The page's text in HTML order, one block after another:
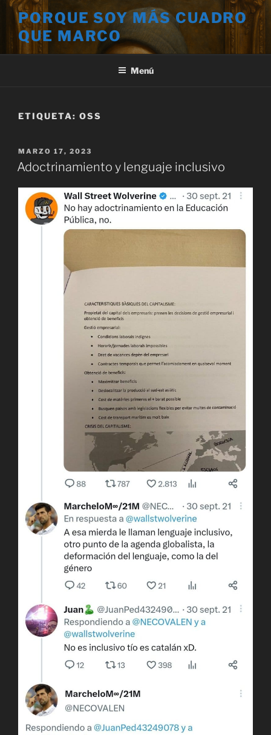
Saltar
contenido
PORQUE SOY MÁS CUADRO
QUE MARCO
Menú
ETIQUETA: OSS
PUBLICADO
EL
MARZO 17, 2023
Adoctrinamiento y lenguaje inclusivo